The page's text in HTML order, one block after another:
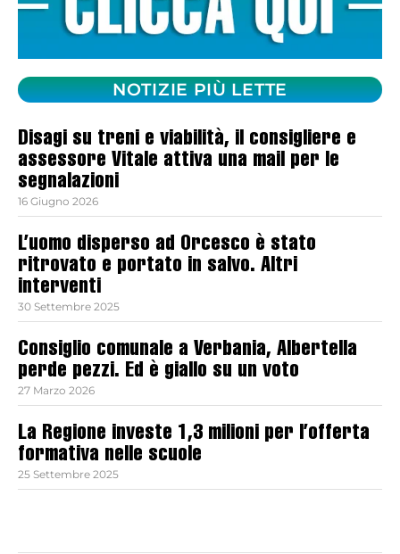
NOTIZIE PIÙ LETTE
Disagi su treni e viabilità, il consigliere e
assessore Vitale attiva una mail per le
segnalazioni
16 Giugno 2026
L’uomo disperso ad Orcesco è stato
ritrovato e portato in salvo. Altri
interventi
30 Settembre 2025
Consiglio comunale a Verbania, Albertella
perde pezzi. Ed è giallo su un voto
27 Marzo 2026
La Regione investe 1,3 milioni per l’offerta
formativa nelle scuole
25 Settembre 2025